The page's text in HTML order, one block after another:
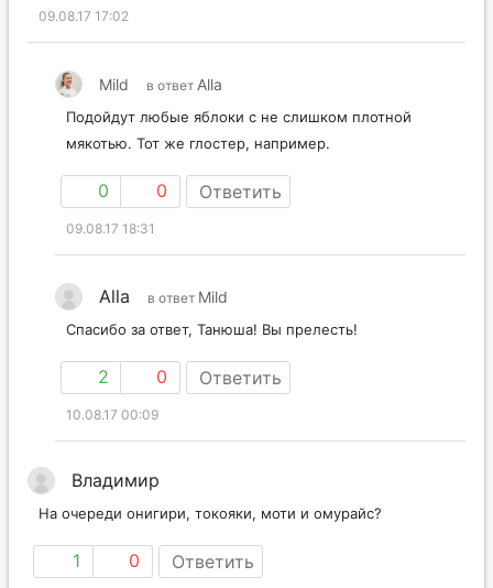
09.08.17 17:02
Mild в ответ Alla
Подойдут любые яблоки с не слишком плотной
мякотью. Тот же глостер, например.
0 0 Ответить
09.08.17 18:31
Alla в ответ Mild
Спасибо за ответ, Танюша! Вы прелесть!
2 0 Ответить
10.08.17 00:09
Владимир
На очереди онигири, токояки, моти и омурайс?
1 0 Ответить